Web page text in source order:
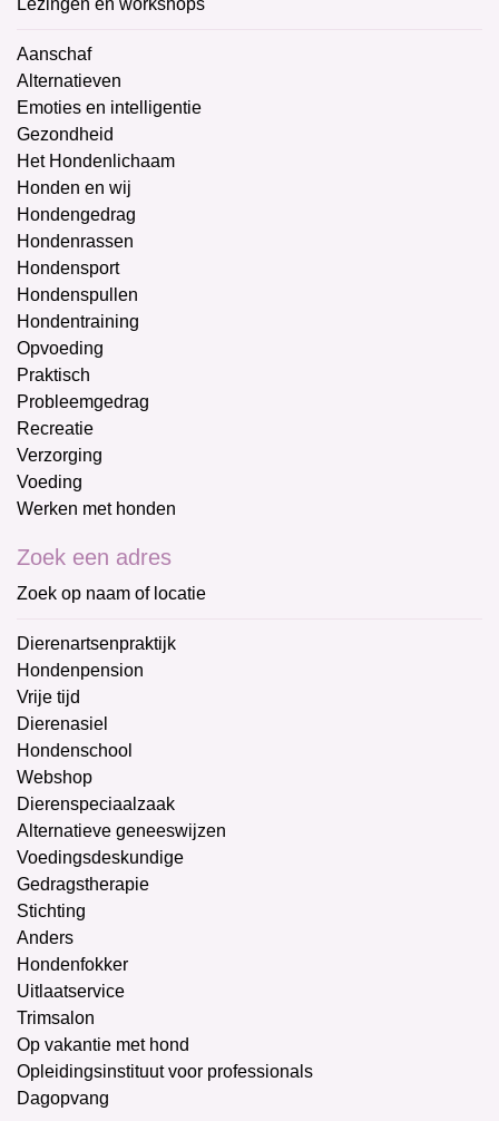
Lezingen en workshops
Aanschaf
Alternatieven
Emoties en intelligentie
Gezondheid
Het Hondenlichaam
Honden en wij
Hondengedrag
Hondenrassen
Hondensport
Hondenspullen
Hondentraining
Opvoeding
Praktisch
Probleemgedrag
Recreatie
Verzorging
Voeding
Werken met honden
Zoek een adres
Zoek op naam of locatie
Dierenartsenpraktijk
Hondenpension
Vrije tijd
Dierenasiel
Hondenschool
Webshop
Dierenspeciaalzaak
Alternatieve geneeswijzen
Voedingsdeskundige
Gedragstherapie
Stichting
Anders
Hondenfokker
Uitlaatservice
Trimsalon
Op vakantie met hond
Opleidingsinstituut voor professionals
Dagopvang